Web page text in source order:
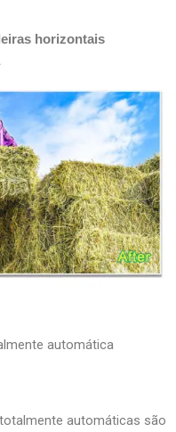
horizontais
automática
automáticas são